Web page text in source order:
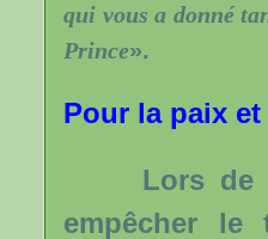
qui vous a donné
Prince».
Pour la paix
Lors de la
empêcher le